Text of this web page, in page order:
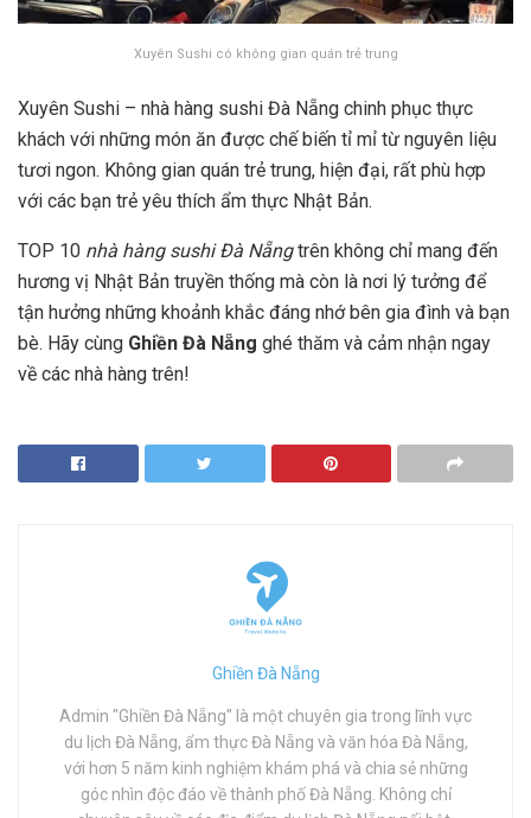
Xuyên Sushi có không gian quán trẻ trung
Xuyên Sushi – nhà hàng sushi Đà Nẵng chinh phục thực
khách với những món ăn được chế biến tỉ mỉ từ nguyên liệu
tươi ngon. Không gian quán trẻ trung, hiện đại, rất phù hợp
với các bạn trẻ yêu thích ẩm thực Nhật Bản.
TOP 10 nhà hàng sushi Đà Nẵngtrên không chỉ mang đến
hương vị Nhật Bản truyền thống mà còn là nơi lý tưởng để
tận hưởng những khoảnh khắc đáng nhớ bên gia đình và bạn
bè. Hãy cùng Ghiền Đà Nẵng ghé thăm và cảm nhận ngay
về các nhà hàng trên!
Ghiền Đà Nẵng
Admin "Ghiền Đà Nẵng" là một chuyên gia trong lĩnh vực
du lịch Đà Nẵng, ẩm thực Đà Nẵng và văn hóa Đà Nẵng,
với hơn 5 năm kinh nghiệm khám phá và chia sẻ những
góc nhìn độc đáo về thành phố Đà Nẵng. Không chỉ